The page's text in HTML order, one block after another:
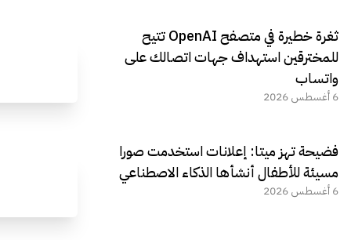
ثغرة خطيرة في متصفح OpenAI تتيح
للمخترقين استهداف جهات اتصالك على
واتساب
6 أغسطس 2026
فضيحة تهز ميتا: إعلانات استخدمت صورا
مسيئة للأطفال أنشأها الذكاء الاصطناعي
6 أغسطس 2026